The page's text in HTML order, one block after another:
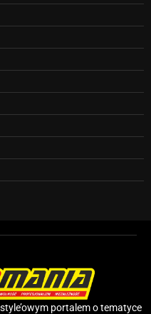
portalem o tematyce